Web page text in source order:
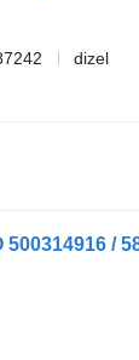
dizel
/